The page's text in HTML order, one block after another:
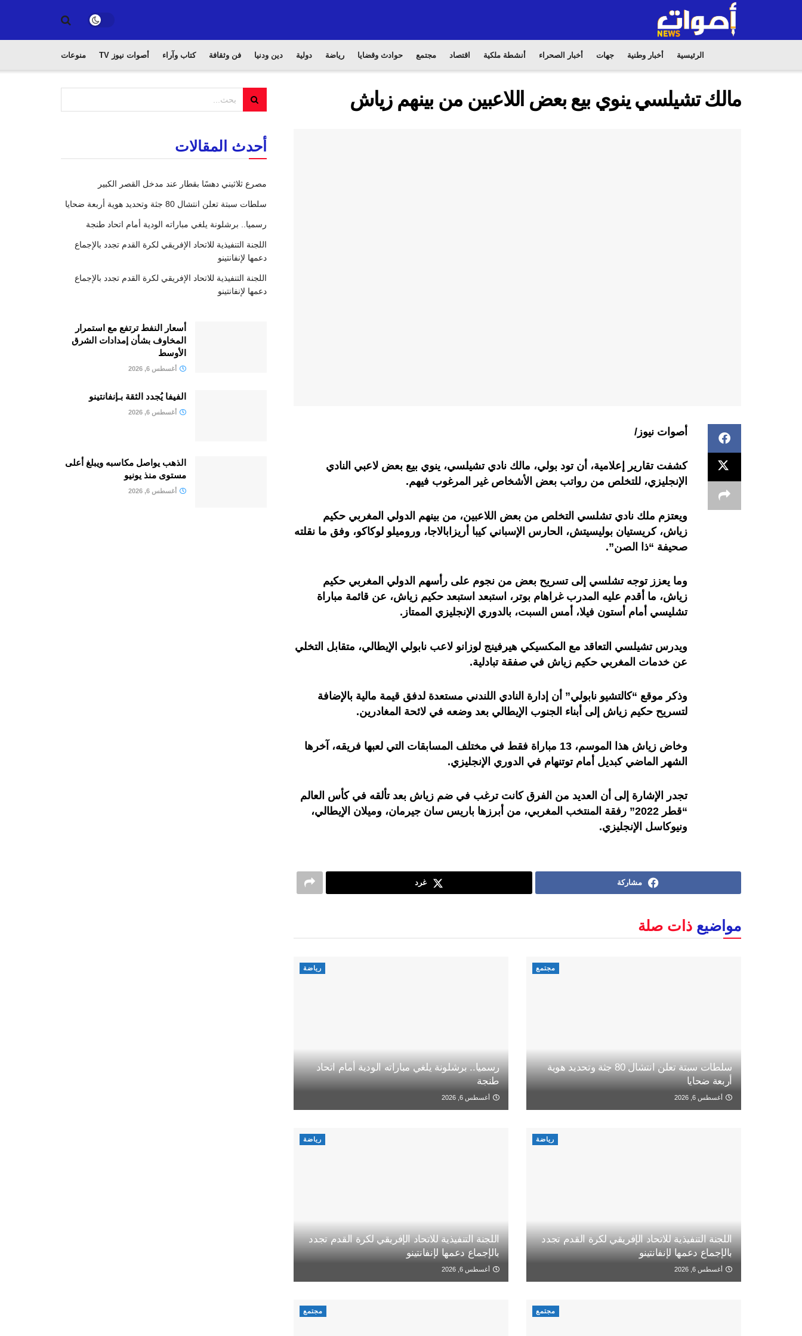
الرئيسية أخبار وطنية جهات أخبار الصحراء أنشطة ملكية اقتصاد مجتمع حوادث وقضايا رياضة دولية دين ودنيا فن وثقافة كتاب وآراء أصوات نيوز TV منوعات
مالك تشيلسي ينوي بيع بعض اللاعبين من بينهم زياش
أصوات نيوز/
كشفت تقارير إعلامية، أن تود بولي، مالك نادي تشيلسي، ينوي بيع بعض لاعبي النادي
الإنجليزي، للتخلص من رواتب بعض الأشخاص غير المرغوب فيهم.
ويعتزم ملك نادي تشلسي التخلص من بعض اللاعبين، من بينهم الدولي المغربي حكيم
زياش، كريستيان بوليسيتش، الحارس الإسباني كيبا أريزابالاجا، وروميلو لوكاكو، وفق ما نقلته
صحيفة “ذا الصن”.
وما يعزز توجه تشلسي إلى تسريح بعض من نجوم على رأسهم الدولي المغربي حكيم
زياش، ما أقدم عليه المدرب غراهام بوتر، استبعد استبعد حكيم زياش، عن قائمة مباراة
تشليسي أمام أستون فيلا، أمس السبت، بالدوري الإنجليزي الممتاز.
ويدرس تشيلسي التعاقد مع المكسيكي هيرفينج لوزانو لاعب نابولي الإيطالي، متقابل التخلي
عن خدمات المغربي حكيم زياش في صفقة تبادلية.
وذكر موقع “كالتشيو نابولي” أن إدارة النادي اللندني مستعدة لدفق قيمة مالية بالإضافة
لتسريح حكيم زياش إلى أبناء الجنوب الإيطالي بعد وضعه في لائحة المغادرين.
وخاض زياش هذا الموسم، 13 مباراة فقط في مختلف المسابقات التي لعبها فريقه، آخرها
الشهر الماضي كبديل أمام توتنهام في الدوري الإنجليزي.
تجدر الإشارة إلى أن العديد من الفرق كانت ترغب في ضم زياش بعد تألقه في كأس العالم
“قطر 2022” رفقة المنتخب المغربي، من أبرزها باريس سان جيرمان، وميلان الإيطالي،
ونيوكاسل الإنجليزي.
مشاركة غرد
مواضيع ذات صلة
مجتمع
سلطات سبتة تعلن انتشال 80 جثة وتحديد هوية
أربعة ضحايا
أغسطس 6, 2026
رياضة
رسميا.. برشلونة يلغي مباراته الودية أمام اتحاد
طنجة
أغسطس 6, 2026
رياضة
اللجنة التنفيذية للاتحاد الإفريقي لكرة القدم تجدد
بالإجماع دعمها لإنفانتينو
أغسطس 6, 2026
رياضة
اللجنة التنفيذية للاتحاد الإفريقي لكرة القدم تجدد
بالإجماع دعمها لإنفانتينو
أغسطس 6, 2026
مجتمع مجتمع
أحدث المقالات
مصرع ثلاثيني دهسًا بقطار عند مدخل القصر الكبير
سلطات سبتة تعلن انتشال 80 جثة وتحديد هوية أربعة ضحايا
رسميا.. برشلونة يلغي مباراته الودية أمام اتحاد طنجة
اللجنة التنفيذية للاتحاد الإفريقي لكرة القدم تجدد بالإجماع
دعمها لإنفانتينو
اللجنة التنفيذية للاتحاد الإفريقي لكرة القدم تجدد بالإجماع
دعمها لإنفانتينو
أسعار النفط ترتفع مع استمرار
المخاوف بشأن إمدادات الشرق
الأوسط
أغسطس 6, 2026
الفيفا يُجدد الثقة بـإنفانتينو
أغسطس 6, 2026
الذهب يواصل مكاسبه ويبلغ أعلى
مستوى منذ يونيو
أغسطس 6, 2026